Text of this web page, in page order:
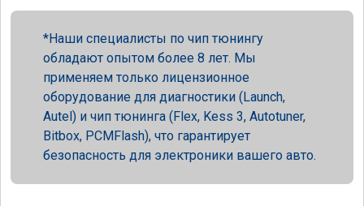
Наши специалисты по чип тюнингу
обладают опытом более 8 лет. Мы
применяем только лицензионное
оборудование для диагностики (Launch,
Autel) и чип тюнинга (Flex, Kess 3, Autotuner,
Bitbox, PCMFlash), что гарантирует
безопасность для электроники вашего авто.